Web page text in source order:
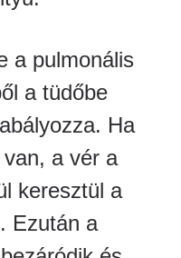
a pulmonális
a tüdőbe
Ha
a vér a
keresztül a
Ezután a